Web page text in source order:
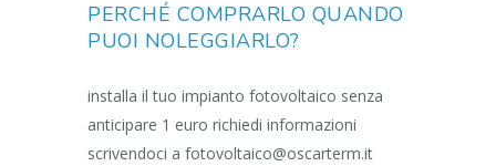
PERCHÉ COMPRARLO QUANDO
PUOI NOLEGGIARLO?
installa il tuo impianto fotovoltaico senza
anticipare 1 euro richiedi informazioni
scrivendoci a fotovoltaico@oscarterm.it